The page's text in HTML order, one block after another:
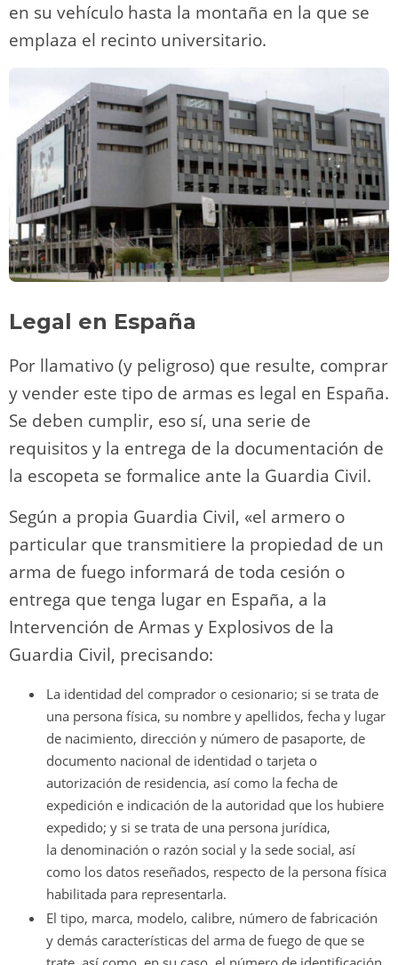
en su vehículo hasta la montaña en la que se
emplaza el recinto universitario.
Legal en España
Por llamativo (y peligroso) que resulte, comprar
y vender este tipo de armas es legal en España.
Se deben cumplir, eso sí, una serie de
requisitos y la entrega de la documentación de
la escopeta se formalice ante la Guardia Civil.
Según a propia Guardia Civil, «el armero o
particular que transmitiere la propiedad de un
arma de fuego informará de toda cesión o
entrega que tenga lugar en España, a la
Intervención de Armas y Explosivos de la
Guardia Civil, precisando:
La identidad del comprador o cesionario; si se trata de
una persona física, su nombre y apellidos, fecha y lugar
de nacimiento, dirección y número de pasaporte, de
documento nacional de identidad o tarjeta o
autorización de residencia, así como la fecha de
expedición e indicación de la autoridad que los hubiere
expedido; y si se trata de una persona jurídica,
la denominación o razón social y la sede social, así
como los datos reseñados, respecto de la persona física
habilitada para representarla.
El tipo, marca, modelo, calibre, número de fabricación
y demás características del arma de fuego de que se